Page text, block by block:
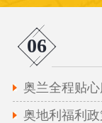
06
奥兰全程贴
奥地利福利政